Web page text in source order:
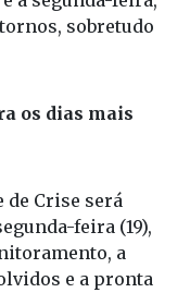
Os modelos
a segunda-feira,
de Crise será
feira (19),